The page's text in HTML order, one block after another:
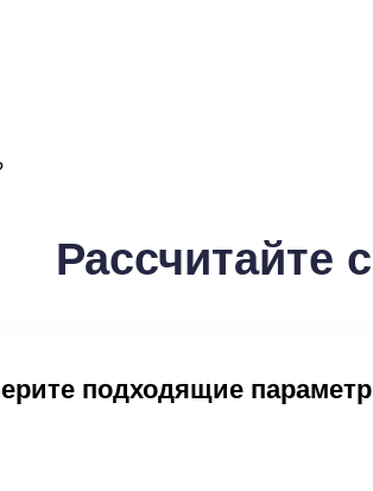
Рассчитайте
подходящие